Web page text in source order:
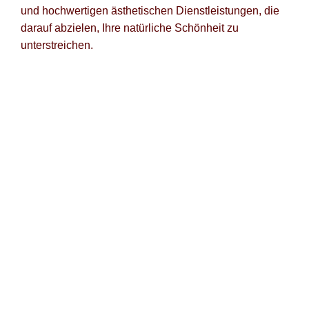
und hochwertigen ästhetischen Dienstleistungen, die
darauf abzielen, Ihre natürliche Schönheit zu
unterstreichen.